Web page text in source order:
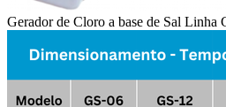
Gerador de Cloro a base de Sal Linha